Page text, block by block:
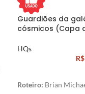
Guardiões da
cósmicos (Capa
HQs
R$
Roteiro: Brian